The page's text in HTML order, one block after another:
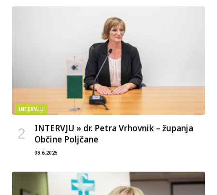
INTERVJU
INTERVJU » dr. Petra Vrhovnik – županja
Občine Poljčane
08.6.2025